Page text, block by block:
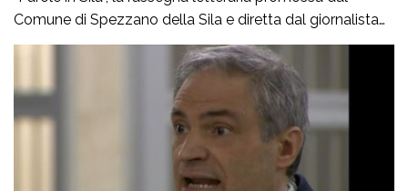
Comune di Spezzano della Sila e diretta dal giornalista
Pasquale Motta, che fino al 19 agosto porterà a
Camigliatello Silano alcuni tra i più autorevoli
protagonisti del panorama culturale e istituzionale
italiano. Nella splendida cornice di Piazza […]